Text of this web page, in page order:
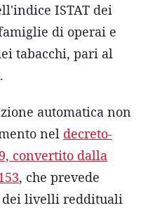
ISTAT dei
di operai e
tabacchi, pari al
automatica non
nel decreto-
convertito dalla
, che prevede
dei livelli reddituali